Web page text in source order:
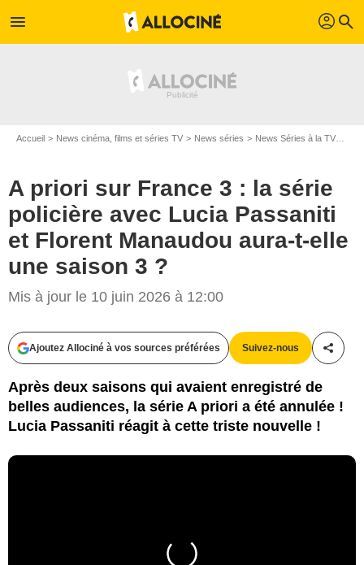
menu profil search
Accueil News cinéma, films et séries TV News séries News Séries à la TV
A priori sur France 3 : la série
policière avec Lucia Passaniti
et Florent Manaudou aura-t-elle
une saison 3 ?
Mis à jour le 10 juin 2026 à 12:00
Ajoutez Allociné à vos sources préférées Suivez-nous
Après deux saisons qui avaient enregistré de
belles audiences, la série A priori a été annulée !
Lucia Passaniti réagit à cette triste nouvelle !